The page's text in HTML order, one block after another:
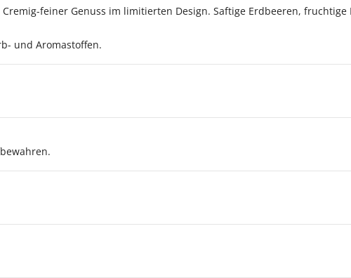
Cremig-feiner Genuss im limitierten Design. Saftige Erdbeeren,
und Aromastoffen.